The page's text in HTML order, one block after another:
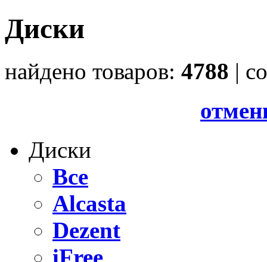
Диски
найдено товаров: 4788 |
Диски
Все
Alcasta
Dezent